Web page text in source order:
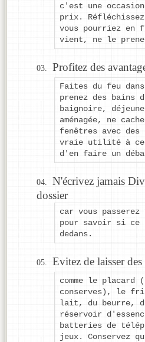
c'est une
prix.
vous pourriez
vient, ne le
Profitez des
Faites du feu
prenez des bains
baignoire,
aménagée, ne
fenêtres avec
vraie utilité à
d'en faire un
N'écrivez jamais
dossier
car vous
pour savoir si ce
dedans.
Evitez de laisser
comme le placard
conserves), le
lait, du beurre,
réservoir
batteries de
jeux. Conservez